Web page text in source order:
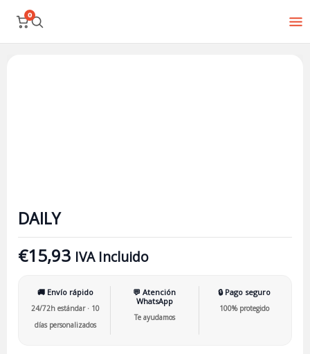
0
contenido
DAILY
€15,93 IVA Incluido
🚚 Envío rápido
24/72h estándar · 10
días personalizados
💬 Atención
WhatsApp
Te ayudamos
🔒 Pago seguro
100% protegido